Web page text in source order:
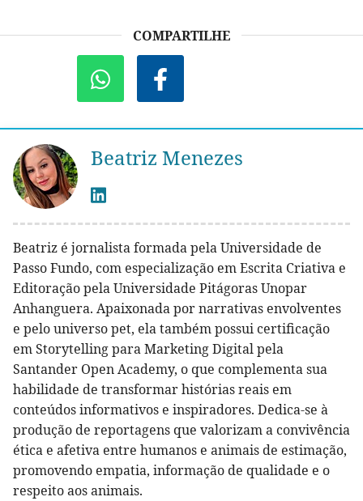
COMPARTILHE
Beatriz Menezes
Beatriz é jornalista formada pela Universidade de
Passo Fundo, com especialização em Escrita Criativa e
Editoração pela Universidade Pitágoras Unopar
Anhanguera. Apaixonada por narrativas envolventes
e pelo universo pet, ela também possui certificação
em Storytelling para Marketing Digital pela
Santander Open Academy, o que complementa sua
habilidade de transformar histórias reais em
conteúdos informativos e inspiradores. Dedica-se à
produção de reportagens que valorizam a convivência
ética e afetiva entre humanos e animais de estimação,
promovendo empatia, informação de qualidade e o
respeito aos animais.